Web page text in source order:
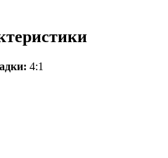
4:1